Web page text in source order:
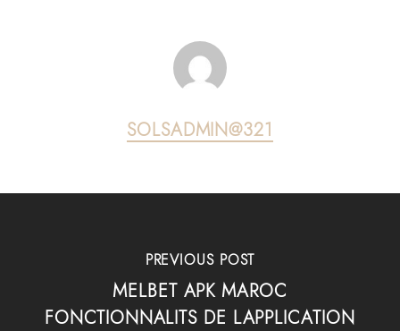
SOLSADMIN@321
PREVIOUS POST
MELBET APK MAROC
FONCTIONNALITS DE LAPPLICATION